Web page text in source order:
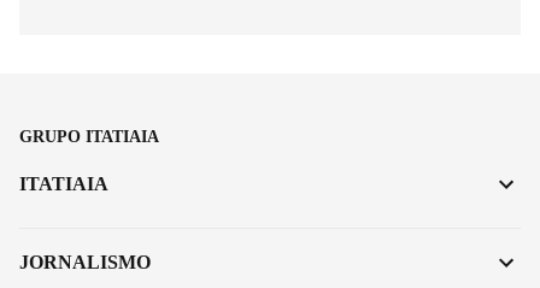
GRUPO ITATIAIA
ITATIAIA
JORNALISMO